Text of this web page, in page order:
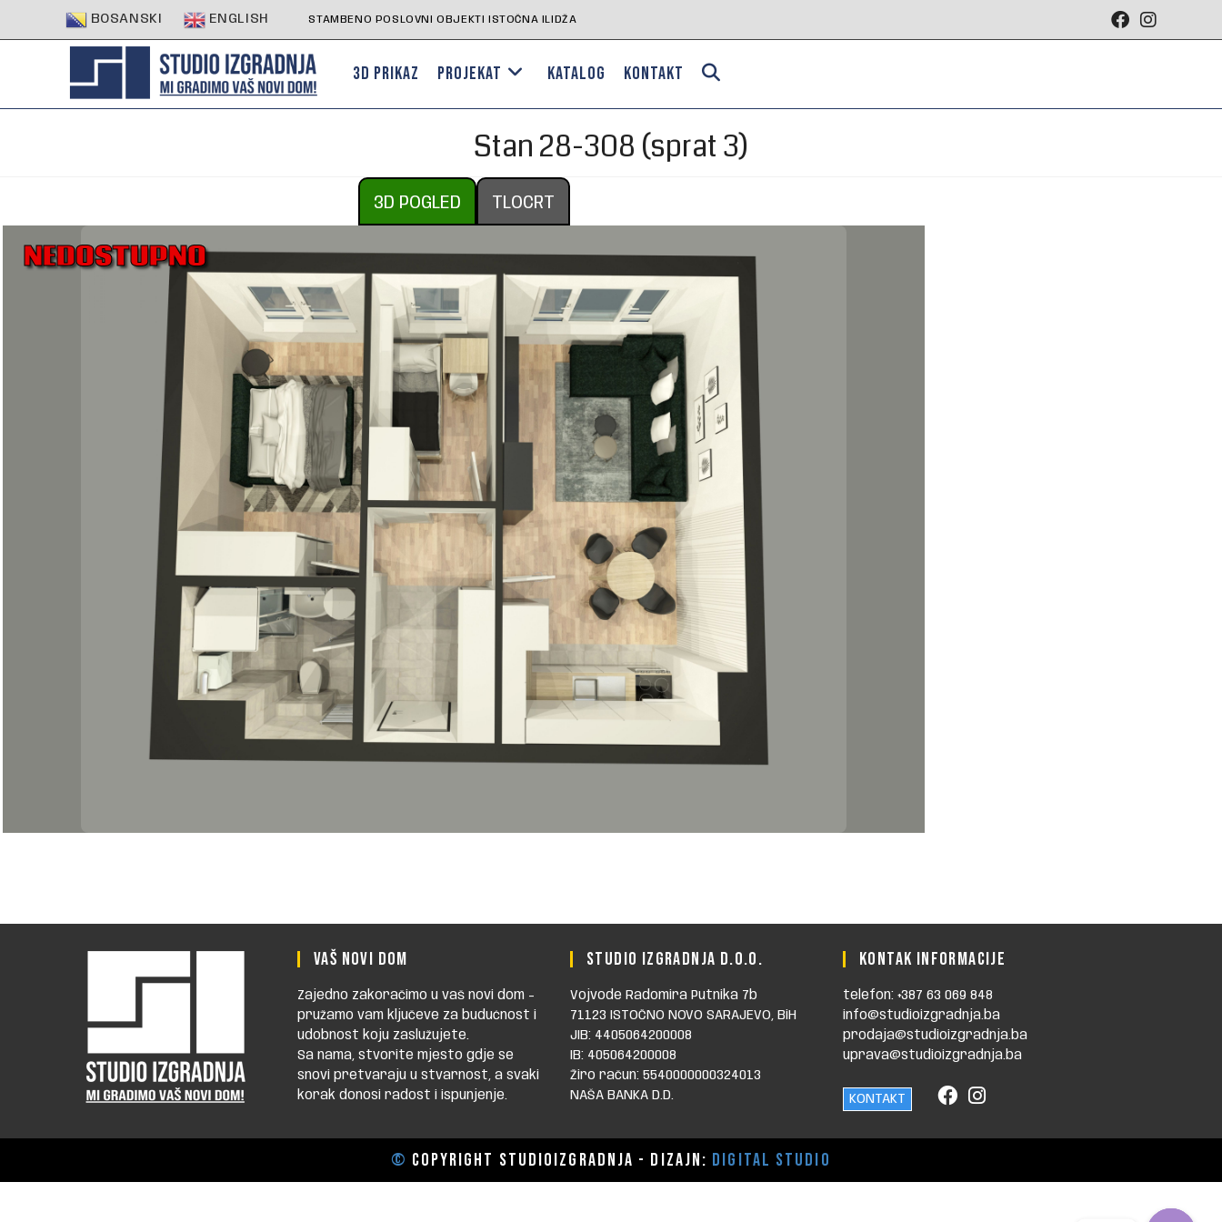
BOSANSKI ENGLISH STAMBENO POSLOVNI OBJEKTI ISTOČNA ILIDŽA
3D PRIKAZ PROJEKAT KATALOG KONTAKT
Stan 28-308 (sprat 3)
3D POGLED TLOCRT
NEDOSTUPNO
VAŠ NOVI DOM
Zajedno zakoračimo u vaš novi dom -
pružamo vam ključeve za budućnost i
udobnost koju zaslužujete.
Sa nama, stvorite mjesto gdje se
snovi pretvaraju u stvarnost, a svaki
korak donosi radost i ispunjenje.
STUDIO IZGRADNJA D.O.O.
Vojvode Radomira Putnika 7b
71123 ISTOČNO NOVO SARAJEVO, BiH
JIB: 4405064200008
IB: 405064200008
Žiro račun: 5540000000324013
NAŠA BANKA D.D.
KONTAK INFORMACIJE
telefon: +387 63 069 848
info@studioizgradnja.ba
prodaja@studioizgradnja.ba
uprava@studioizgradnja.ba
KONTAKT
© Copyright STUDIOIZGRADNJA - dizajn: Digital Studio